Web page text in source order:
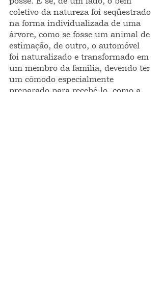
coletivo da natureza foi seqüestrado
na forma individualizada de uma
árvore, como se fosse um animal de
estimação, de outro, o automóvel
foi naturalizado e transformado em
um membro da família, devendo ter
um cômodo especialmente
preparado para recebê-lo, como a